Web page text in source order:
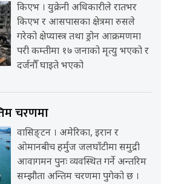
किएभ । युक्रेनी अधिकारीले रातभर
किएभ र आसपासका क्षेत्रमा रुसले
गरेको क्षेप्यास्त्र तथा ड्रोन आक्रमणमा
परी कम्तीमा १७ जनाको मृत्यु भएको र
दर्जनौँ घाइते भएको
चरणमा
वासिङ्टन । अमेरिका, इरान र
ओमानबीच हर्मुज जलघाँटीमा समुद्री
आवागमन पुनः व्यवस्थित गर्ने अन्तरिम
सम्झौता अन्तिम चरणमा पुगेको छ ।